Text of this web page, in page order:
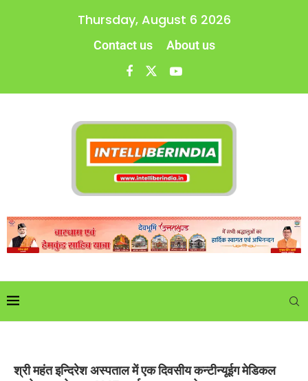
Thursday, August 6 2026
Contact us About us
श्री महंत इन्दिरेश अस्पताल में एक दिवसीय कन्टीन्यूईग मेडिकल